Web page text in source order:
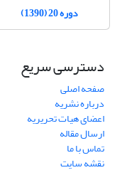
دوره 20 (1390)
دسترسی سریع
صفحه اصلی
درباره نشریه
اعضای هیات تحریریه
ارسال مقاله
تماس با ما
نقشه سایت